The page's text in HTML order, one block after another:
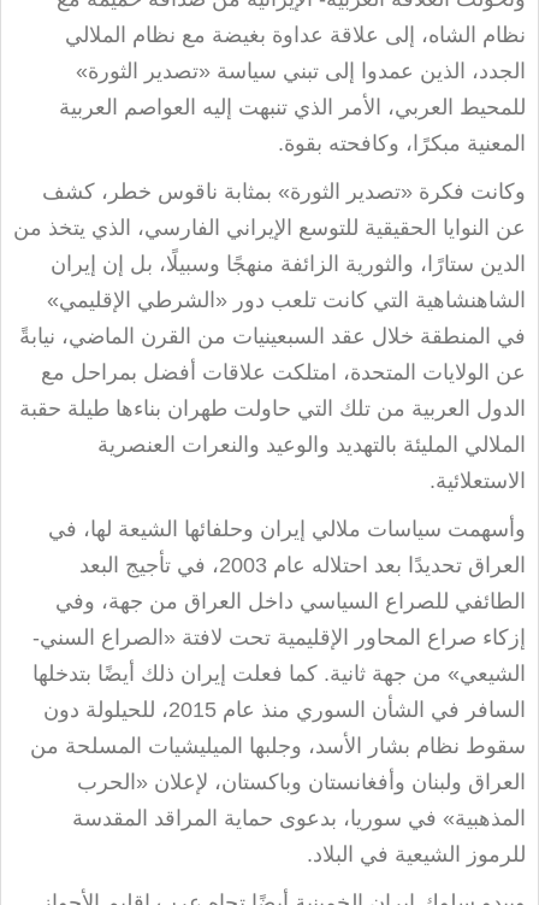
نظام الشاه، إلى علاقة عداوة بغيضة مع نظام الملالي
الجدد، الذين عمدوا إلى تبني سياسة «تصدير الثورة»
للمحيط العربي، الأمر الذي تنبهت إليه العواصم العربية
المعنية مبكرًا، وكافحته بقوة.
وكانت فكرة «تصدير الثورة» بمثابة ناقوس خطر، كشف
عن النوايا الحقيقية للتوسع الإيراني الفارسي، الذي يتخذ من
الدين ستارًا، والثورية الزائفة منهجًا وسبيلًا، بل إن إيران
الشاهنشاهية التي كانت تلعب دور «الشرطي الإقليمي»
في المنطقة خلال عقد السبعينيات من القرن الماضي، نيابةً
عن الولايات المتحدة، امتلكت علاقات أفضل بمراحل مع
الدول العربية من تلك التي حاولت طهران بناءها طيلة حقبة
الملالي المليئة بالتهديد والوعيد والنعرات العنصرية
الاستعلائية.
وأسهمت سياسات ملالي إيران وحلفائها الشيعة لها، في
العراق تحديدًا بعد احتلاله عام 2003، في تأجيج البعد
الطائفي للصراع السياسي داخل العراق من جهة، وفي
إزكاء صراع المحاور الإقليمية تحت لافتة «الصراع السني-
الشيعي» من جهة ثانية. كما فعلت إيران ذلك أيضًا بتدخلها
السافر في الشأن السوري منذ عام 2015، للحيلولة دون
سقوط نظام بشار الأسد، وجلبها الميليشيات المسلحة من
العراق ولبنان وأفغانستان وباكستان، لإعلان «الحرب
المذهبية» في سوريا، بدعوى حماية المراقد المقدسة
للرموز الشيعية في البلاد.